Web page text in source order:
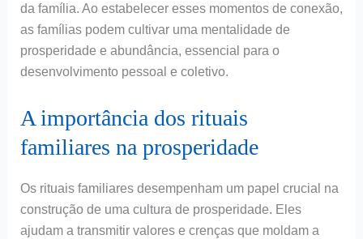
da família. Ao estabelecer esses momentos de conexão,
as famílias podem cultivar uma mentalidade de
prosperidade e abundância, essencial para o
desenvolvimento pessoal e coletivo.
A importância dos rituais
familiares na prosperidade
Os rituais familiares desempenham um papel crucial na
construção de uma cultura de prosperidade. Eles
ajudam a transmitir valores e crenças que moldam a